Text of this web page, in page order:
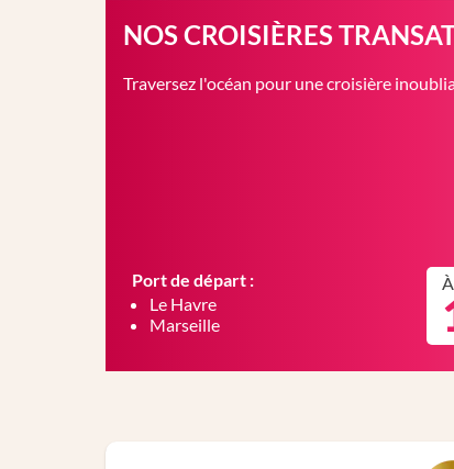
NOS CROISIÈRES
Traversez l'océan pour une croisière
Port de départ :
Le Havre
Marseille